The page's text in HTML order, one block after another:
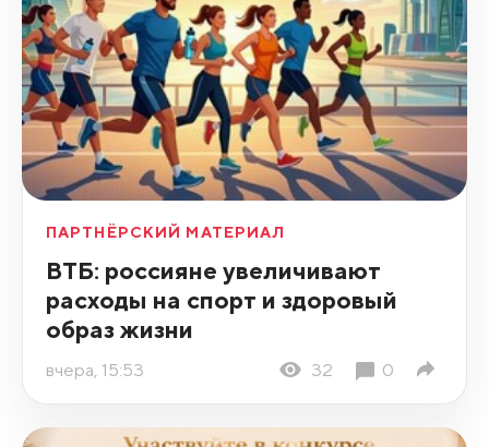
ПАРТНЁРСКИЙ МАТЕРИАЛ
ВТБ: россияне увеличивают
расходы на спорт и здоровый
образ жизни
вчера, 15:53 32 0